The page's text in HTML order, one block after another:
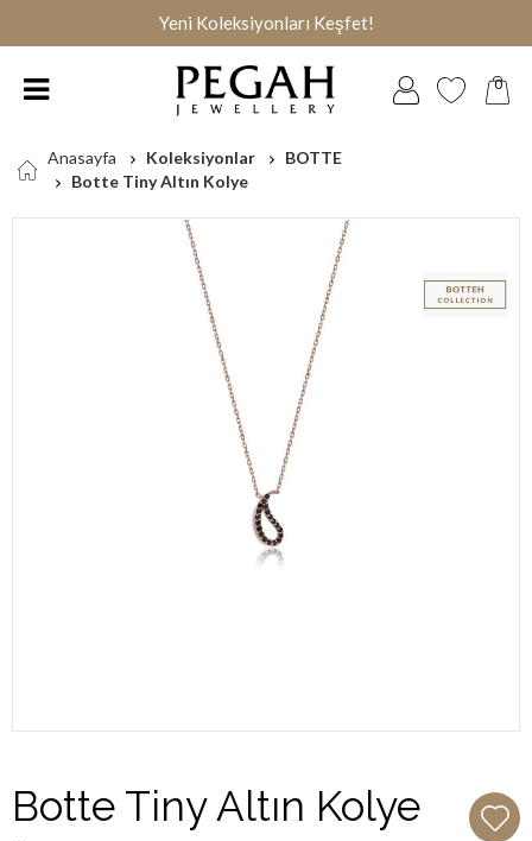
Yeni Koleksiyonları Keşfet!
0
Anasayfa Koleksiyonlar
BOTTE
Botte Tiny Altın Kolye
Botte Tiny Altın Kolye